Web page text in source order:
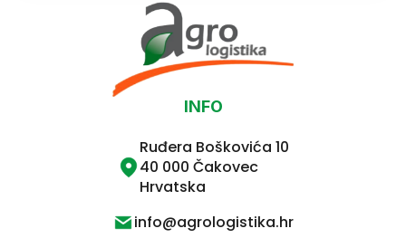
INFO
Ruđera Boškovića 10
40 000 Čakovec
Hrvatska
info@agrologistika.hr